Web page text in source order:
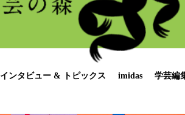
インタビュー & トピックス imidas 学芸編